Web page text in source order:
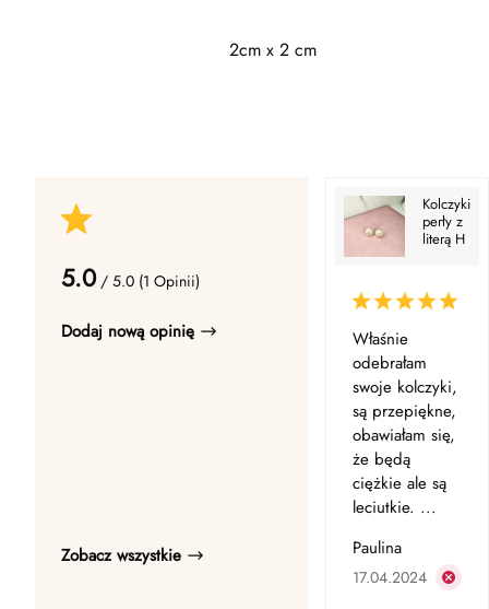
2cm x 2 cm
5.0/ 5.0 (1 Opinii)
Dodaj nową opinię
Zobacz wszystkie
Kolczyki
perły z
literą H
Właśnie
odebrałam
swoje kolczyki,
są przepiękne,
obawiałam się,
że będą
ciężkie ale są
leciutkie. ...
Paulina
17.04.2024